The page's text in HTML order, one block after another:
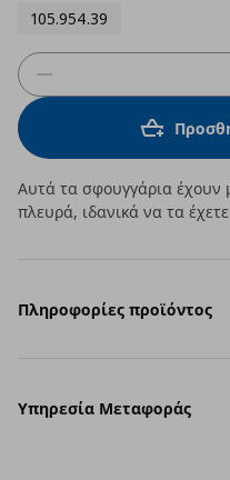
105.954.39
Αυτά τα σφουγγάρια έχουν
πλευρά, ιδανικά να τα
Πληροφορίες προϊόντος
Υπηρεσία Μεταφοράς